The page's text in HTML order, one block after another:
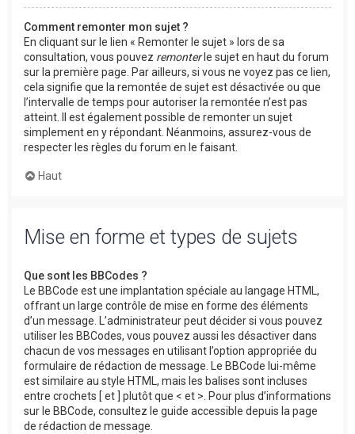
Comment remonter mon sujet ?
En cliquant sur le lien « Remonter le sujet » lors de sa
consultation, vous pouvez remonterle sujet en haut du forum
sur la première page. Par ailleurs, si vous ne voyez pas ce lien,
cela signifie que la remontée de sujet est désactivée ou que
l’intervalle de temps pour autoriser la remontée n’est pas
atteint. Il est également possible de remonter un sujet
simplement en y répondant. Néanmoins, assurez-vous de
respecter les règles du forum en le faisant.
Haut
Mise en forme et types de sujets
Que sont les BBCodes ?
Le BBCode est une implantation spéciale au langage HTML,
offrant un large contrôle de mise en forme des éléments
d’un message. L’administrateur peut décider si vous pouvez
utiliser les BBCodes, vous pouvez aussi les désactiver dans
chacun de vos messages en utilisant l’option appropriée du
formulaire de rédaction de message. Le BBCode lui-même
est similaire au style HTML, mais les balises sont incluses
entre crochets [ et ] plutôt que < et >. Pour plus d’informations
sur le BBCode, consultez le guide accessible depuis la page
de rédaction de message.